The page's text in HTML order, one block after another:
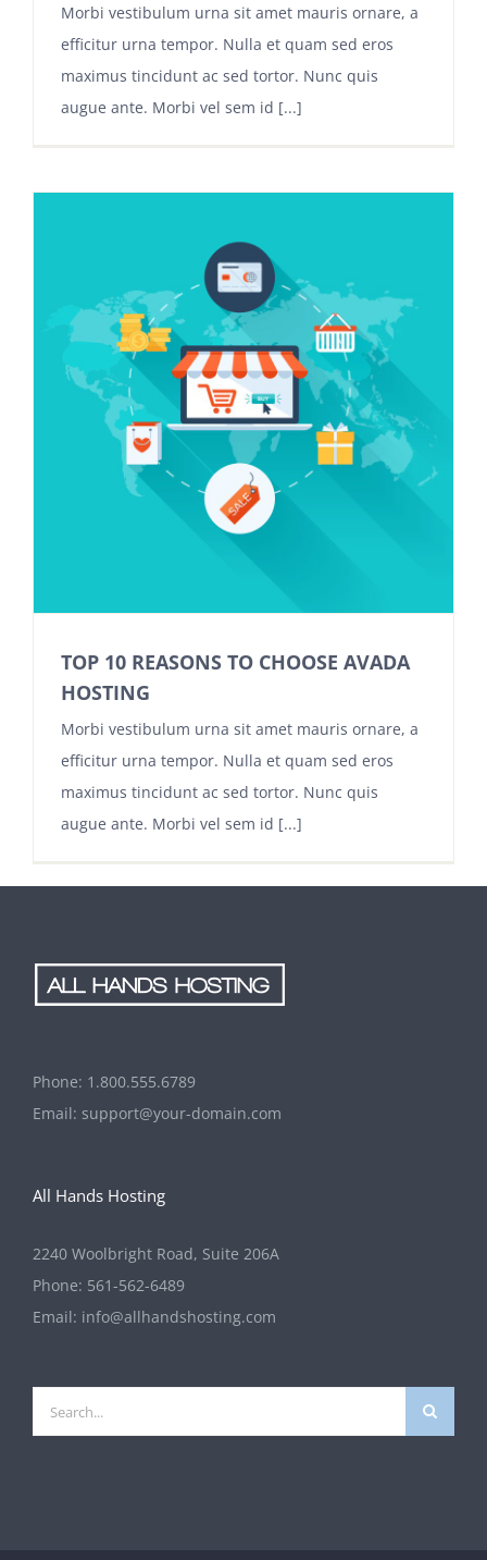
Morbi vestibulum urna sit amet mauris ornare, a
efficitur urna tempor. Nulla et quam sed eros
maximus tincidunt ac sed tortor. Nunc quis
augue ante. Morbi vel sem id [...]
TOP 10 REASONS TO CHOOSE AVADA
HOSTING
Morbi vestibulum urna sit amet mauris ornare, a
efficitur urna tempor. Nulla et quam sed eros
maximus tincidunt ac sed tortor. Nunc quis
augue ante. Morbi vel sem id [...]
Phone: 1.800.555.6789
Email: support@your-domain.com
All Hands Hosting
2240 Woolbright Road, Suite 206A
Phone: 561-562-6489
Email: info@allhandshosting.com
for: